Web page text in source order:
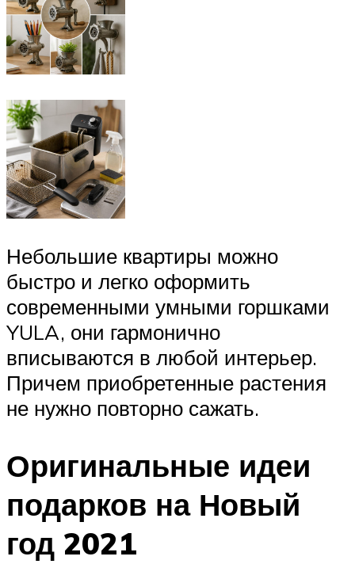
Небольшие квартиры можно
быстро и легко оформить
современными умными горшками
YULA, они гармонично
вписываются в любой интерьер.
Причем приобретенные растения
не нужно повторно сажать.
Оригинальные идеи
подарков на Новый
год 2021